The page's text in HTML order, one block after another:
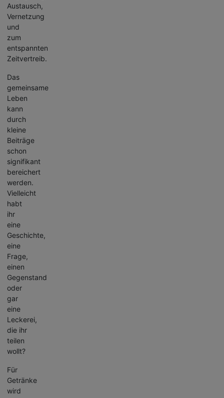
Austausch,
Vernetzung
und
zum
entspannten
Zeitvertreib.
Das
gemeinsame
Leben
kann
durch
kleine
Beiträge
schon
signifikant
bereichert
werden.
Vielleicht
habt
ihr
eine
Geschichte,
eine
Frage,
einen
Gegenstand
oder
gar
eine
Leckerei,
die ihr
teilen
wollt?
Für
Getränke
wird